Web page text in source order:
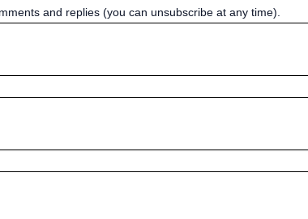
and replies (you can unsubscribe at any time).